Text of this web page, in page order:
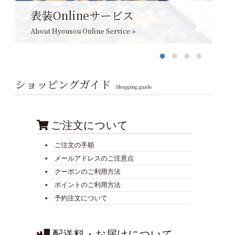
表装Onlineサービス
About Hyousou Online Service »
ショッピングガイド Shopping guide
ご注文について
ご注文の手順
メールアドレスのご注意点
クーポンのご利用方法
ポイントのご利用方法
予約注文について